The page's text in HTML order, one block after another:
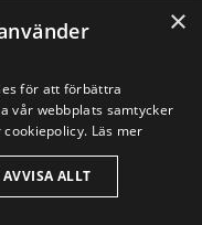
×
för att förbättra
vår webbplats samtycker
Läs mer
AVVISA ALLT